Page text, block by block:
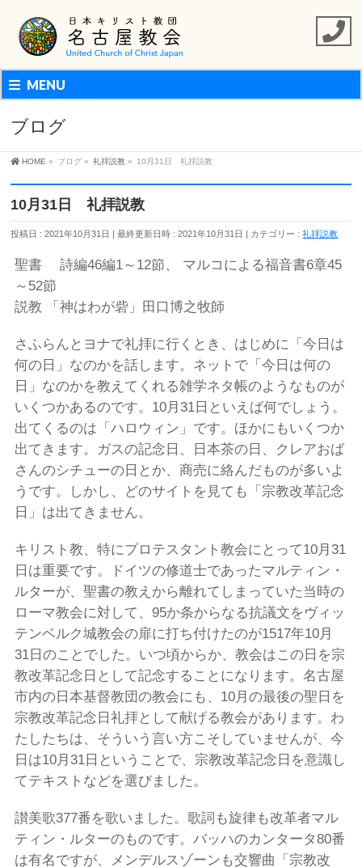
MENU
ブログ
HOME » ブログ » 礼拝説教 » 10月31日 礼拝説教
10月31日 礼拝説教
投稿日 : 2021年10月31日 最終更新日時 : 2021年10月31日 カテゴリー :礼拝説教
聖書 詩編46編1～12節、 マルコによる福音書6章45
～52節
説教 「神はわが砦」田口博之牧師
さふらんとヨナで礼拝に行くとき、はじめに「今日は
何の日」なのかを話します。ネットで「今日は何の
日」なのかを教えてくれる雑学ネタ帳のようなものが
いくつかあるのです。10月31日といえば何でしょう。
出てくるのは「ハロウィン」です。ほかにもいくつか
出てきます。ガスの記念日、日本茶の日、クレアおば
さんのシチューの日とか、商売に絡んだものが多いよ
うです。しかし、どのサイトを見ても「宗教改革記念
日」は出てきません。
キリスト教、特にプロテスタント教会にとって10月31
日は重要です。ドイツの修道士であったマルティン・
ルターが、聖書の教えから離れてしまっていた当時の
ローマ教会に対して、95か条からなる抗議文をヴィッ
テンベルク城教会の扉に打ち付けたのが1517年10月
31日のことでした。いつ頃からか、教会はこの日を宗
教改革記念日として記念することになります。名古屋
市内の日本基督教団の教会にも、10月の最後の聖日を
宗教改革記念日礼拝として献げる教会があります。わ
たしたちは、そういう言い方こそしていませんが、今
日は10月31日ということで、宗教改革記念日を意識し
てテキストなどを選びました。
讃美歌377番を歌いました。歌詞も旋律も改革者マル
ティン・ルターのものです。バッハのカンタータ80番
は有名ですが、メンデルスゾーンも交響曲「宗教改